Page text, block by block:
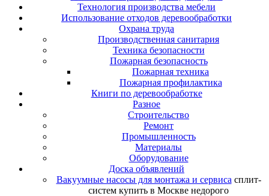
Технология производства мебели
Использование отходов деревообработки
Охрана труда
Производственная санитария
Техника безопасности
Пожарная безопасность
Пожарная техника
Пожарная профилактика
Книги по деревообработке
Разное
Строительство
Ремонт
Промышленность
Материалы
Оборудование
Доска объявлений
Вакуумные насосы для монтажа и сервиса сплит-
систем купить в Москве недорого